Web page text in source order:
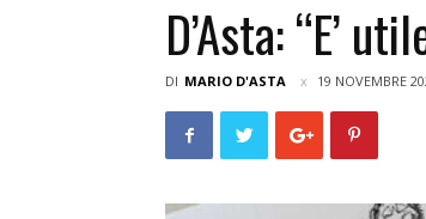
D’Asta: “E’
DI MARIO D'ASTA 19 NOVEMBRE